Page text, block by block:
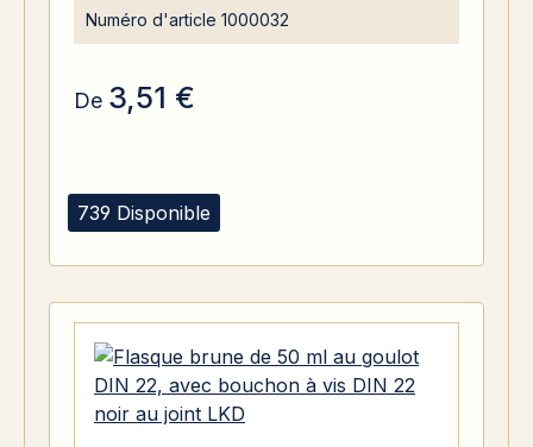
739 Disponible
Numéro d'article 1000032
De 3,51 €